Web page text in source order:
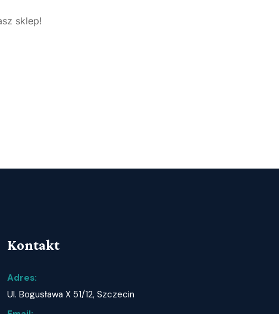
sklep!
Kontakt
Adres:
Ul. Bogusława X 51/12, Szczecin